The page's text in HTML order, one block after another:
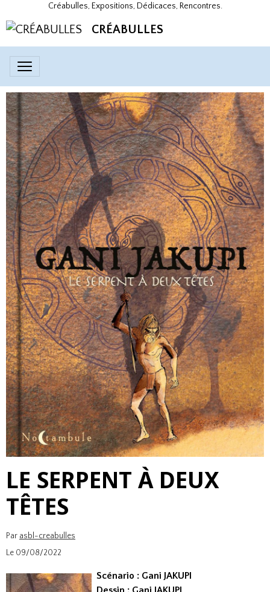
Créabulles, Expositions, Dédicaces, Rencontres.
CRÉABULLES
LE SERPENT À DEUX
TÊTES
Par asbl-creabulles
Le 09/08/2022
Scénario : Gani JAKUPI